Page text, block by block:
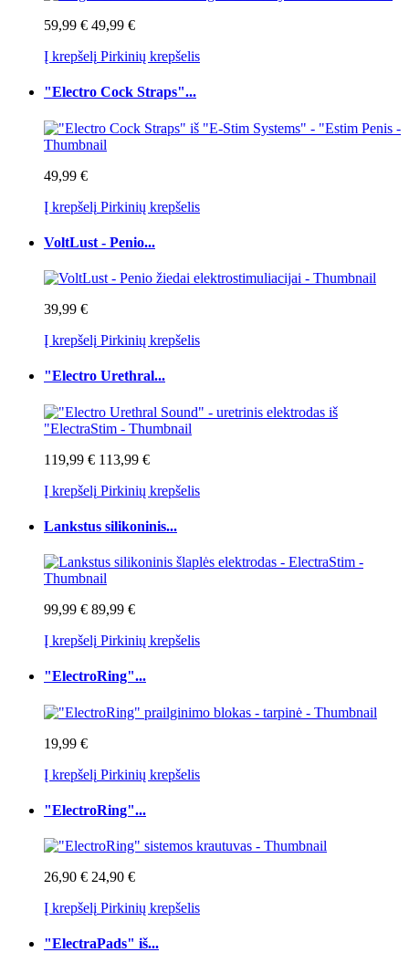
59,99 € 49,99 €
Į krepšelį Pirkinių krepšelis
"Electro Cock Straps"...
49,99 €
Į krepšelį Pirkinių krepšelis
VoltLust - Penio...
39,99 €
Į krepšelį Pirkinių krepšelis
"Electro Urethral...
119,99 € 113,99 €
Į krepšelį Pirkinių krepšelis
Lankstus silikoninis...
99,99 € 89,99 €
Į krepšelį Pirkinių krepšelis
"ElectroRing"...
19,99 €
Į krepšelį Pirkinių krepšelis
"ElectroRing"...
26,90 € 24,90 €
Į krepšelį Pirkinių krepšelis
"ElectraPads" iš...